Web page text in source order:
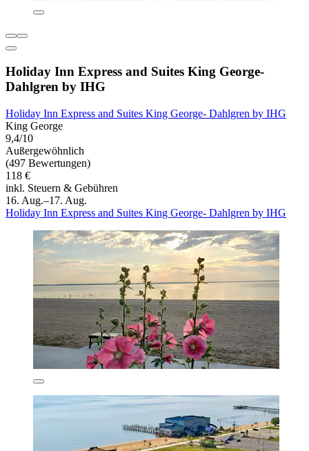
Holiday Inn Express and Suites King George-
Dahlgren by IHG
Holiday Inn Express and Suites King George- Dahlgren by IHG
King George
9,4/10
Außergewöhnlich
(497 Bewertungen)
118 €
inkl. Steuern & Gebühren
16. Aug.–17. Aug.
Holiday Inn Express and Suites King George- Dahlgren by IHG